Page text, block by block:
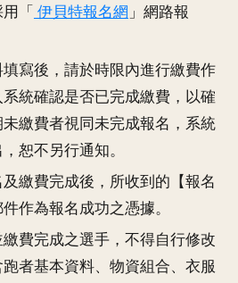
「 伊貝特報名網 」網路報
寫後，請於時限內進行繳費作
統確認是否已完成繳費，以確
繳費者視同未完成報名，系統
恕不另行通知。
繳費完成後，所收到的【報名
作為報名成功之憑據。
費完成之選手，不得自行修改
者基本資料、物資組合、衣服